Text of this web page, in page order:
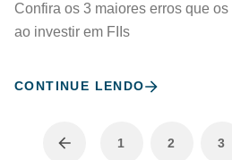
Confira os 3 maiores erros que
ao investir em FIIs
CONTINUE LENDO
1 2 3